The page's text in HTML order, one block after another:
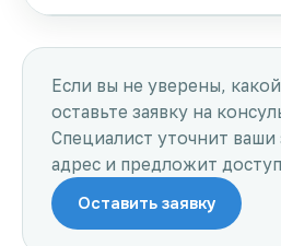
Если вы не уверены,
оставьте заявку на
Специалист уточнит ваши
адрес и предложит
Оставить заявку